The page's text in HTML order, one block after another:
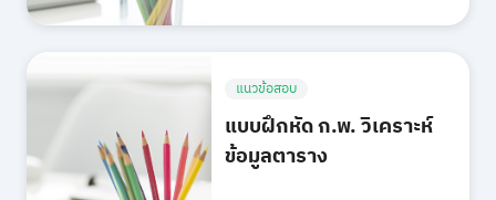
แนวข้อสอบ
แบบฝึกหัด ก.พ. วิเคราะห์
ข้อมูลตาราง